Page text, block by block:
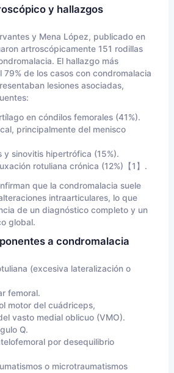
y hallazgos
y Mena López, publicado en
artroscópicamente 151 rodillas
El hallazgo más
79% de los casos con condromalacia
lesiones asociadas,
en cóndilos femorales (41%).
principalmente del menisco
y sinovitis hipertrófica (15%).
rotuliana crónica (12%)【1】.
que la condromalacia suele
intraarticulares, lo que
de un diagnóstico completo y un
global.
a condromalacia
(excesiva lateralización o
femoral.
motor del cuádriceps,
vasto medial oblicuo (VMO).
Q.
por desequilibrio
o microtraumatismos